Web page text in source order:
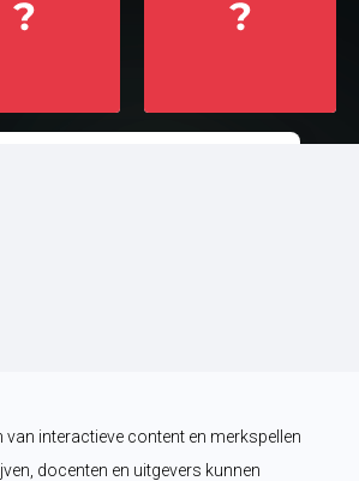
interactieve content en merkspellen
docenten en uitgevers kunnen